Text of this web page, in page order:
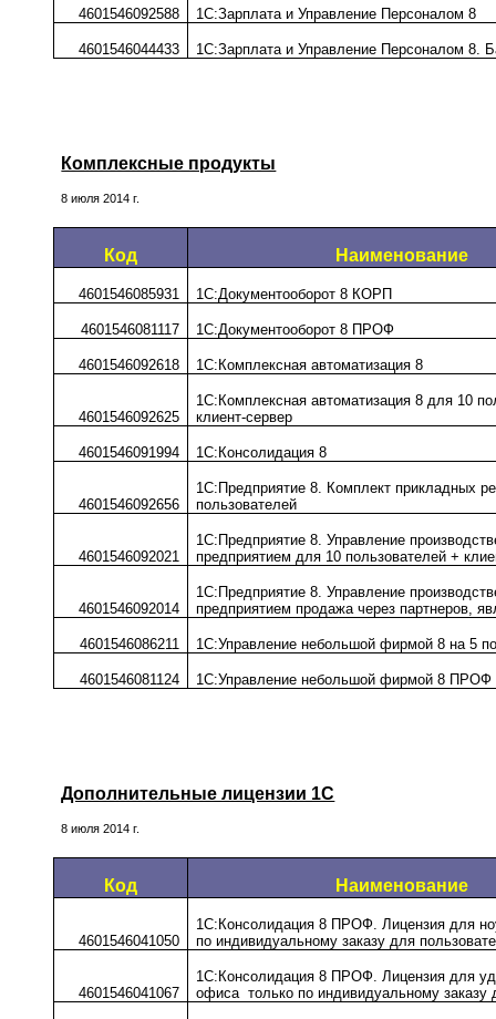
4601546092588 1С:Зарплата и Управление Персоналом 8
4601546044433 1С:Зарплата и Управление Персоналом 8.
Комплексные продукты
8 июля 2014 г.
Код Наименование
4601546085931 1С:Документооборот 8 КОРП
4601546081117 1С:Документооборот 8 ПРОФ
4601546092618 1С:Комплексная автоматизация 8
4601546092625
1С:Комплексная автоматизация 8 для 10
клиент-сервер
4601546091994 1С:Консолидация 8
4601546092656
1С:Предприятие 8. Комплект прикладных
пользователей
4601546092021
1С:Предприятие 8. Управление
предприятием для 10 пользователей +
4601546092014
1С:Предприятие 8. Управление
предприятием продажа через партнеров,
4601546086211 1С:Управление небольшой фирмой 8 на 5
4601546081124 1С:Управление небольшой фирмой 8 ПРОФ
Дополнительные лицензии 1С
8 июля 2014 г.
Код Наименование
4601546041050
1С:Консолидация 8 ПРОФ. Лицензия для
по индивидуальному заказу для
4601546041067
1С:Консолидация 8 ПРОФ. Лицензия для
офиса только по индивидуальному заказу